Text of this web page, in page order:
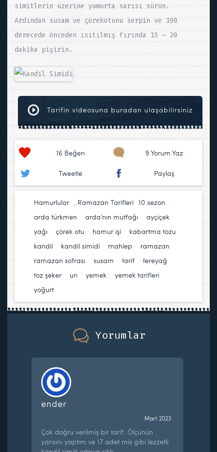
simitlerin üzerine yumurta sarısı sürün.
Ardından susam ve çörekotunu serpin ve 190
derecede önceden ısıtılmış fırında 15 – 20
dakika pişirin.
Tarifin videosuna buradan ulaşabilirsiniz
16 Beğen 9 Yorum Yaz
Tweetle Paylaş
Hamurlular , Ramazan Tarifleri 10.sezon
arda türkmen
arda'nın mutfağı
ayçiçek
yağı
çörek otu hamur işi kabartma tozu
kandil
kandil simidi mahlep ramazan
ramazan sofrası
susam tarif tereyağ
toz şeker
un yemek yemek tarifleri
yoğurt
Yorumlar
ender
Mart 2023
Çok doğru verilmiş bir tarif. Ölçünün
yarısını yaptım ve 17 adet mis gibi lezzetli